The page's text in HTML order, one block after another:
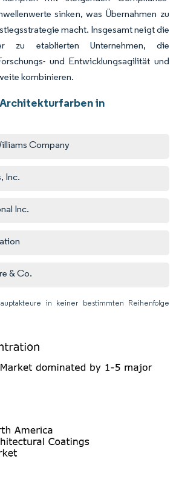
sinken, was Übernahmen zu
macht. Insgesamt neigt die
zu etablierten Unternehmen, die
und Entwicklungsagilität und
kombinieren.
in
Company
Inc.
Inc.
& Co.
in keiner bestimmten Reihenfolge